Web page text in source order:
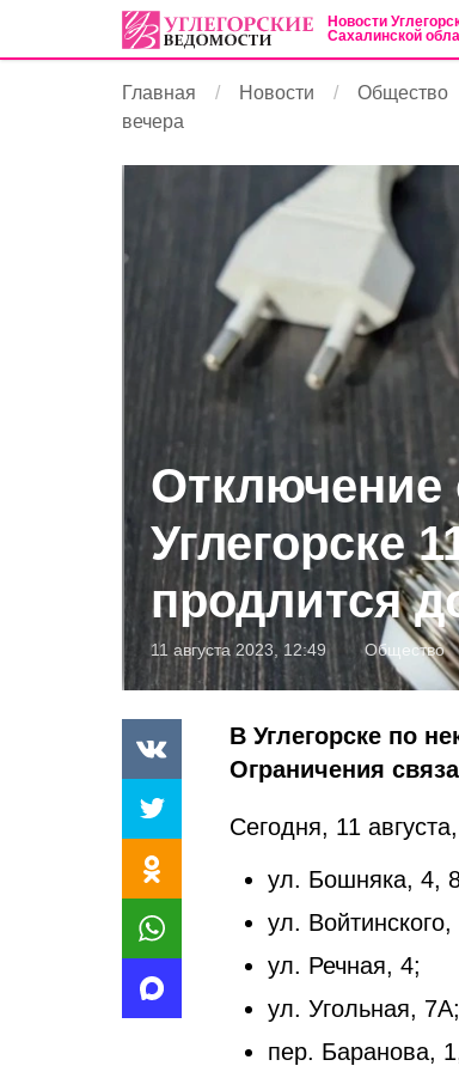
Новости
Сахалинской
Главная Новости Общество
вечера
Отключение
Углегорске
продлится
11 августа 2023, 12:49 Общество
В Углегорске по
Ограничения
Сегодня, 11
ул. Бошняка, 4,
ул.
ул. Речная, 4;
ул. Угольная, 7А;
пер. Баранова,